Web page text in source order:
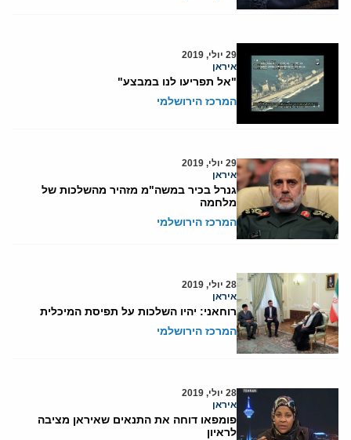
29 יולי, 2019
איראן
"אל תפריעו לנו במבצע"
המרכז הירושלמי
29 יולי, 2019
איראן
גנרל בכיר במשה"מ מזהיר מהשלכות של
מלחמה
המרכז הירושלמי
28 יולי, 2019
איראן
רוחאני: יהיו השלכות על תפיסת המיכלית
המרכז הירושלמי
28 יולי, 2019
איראן
פומפאו דוחה את התנאים שאיראן מציבה
לראיון